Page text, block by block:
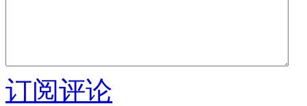
订阅评论